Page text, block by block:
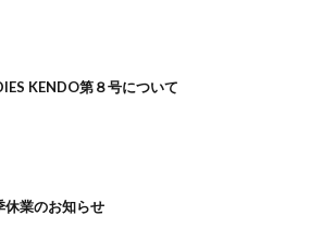
KENDO第８号について
業のお知らせ